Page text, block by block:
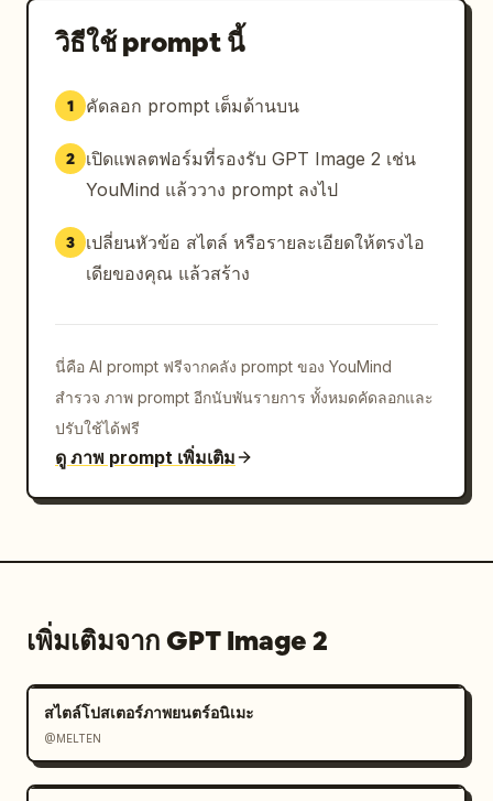
วิธีใช้ prompt นี้
1 คัดลอก prompt เต็มด้านบน
2
เปิดแพลตฟอร์มที่รองรับ GPT Image 2 เช่น
YouMind แล้ววาง prompt ลงไป
3
เปลี่ยนหัวข้อ สไตล์ หรือรายละเอียดให้ตรงไอ
เดียของคุณ แล้วสร้าง
นี่คือ AI prompt ฟรีจากคลัง prompt ของ YouMind
สำรวจ ภาพ prompt อีกนับพันรายการ ทั้งหมดคัดลอกและ
ปรับใช้ได้ฟรี
ดู ภาพ prompt เพิ่มเติม
เพิ่มเติมจาก GPT Image 2
สไตล์โปสเตอร์ภาพยนตร์อนิเมะ
@MELTEN